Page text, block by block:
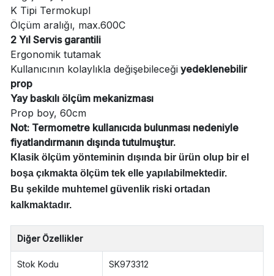
K Tipi Termokupl
Ölçüm aralığı, max.600C
2 Yıl Servis garantili
Ergonomik tutamak
Kullanıcının kolaylıkla değişebileceğiyedeklenebilir
prop
Yay baskılı ölçüm mekanizması
Prop boy, 60cm
Not: Termometre kullanıcıda bulunması nedeniyle
fiyatlandırmanın dışında tutulmuştur.
Klasik ölçüm yönteminin dışında bir ürün olup bir el
boşa çıkmakta ölçüm tek elle yapılabilmektedir.
Bu şekilde muhtemel güvenlik riski ortadan
kalkmaktadır.
Diğer Özellikler
Stok Kodu SK973312